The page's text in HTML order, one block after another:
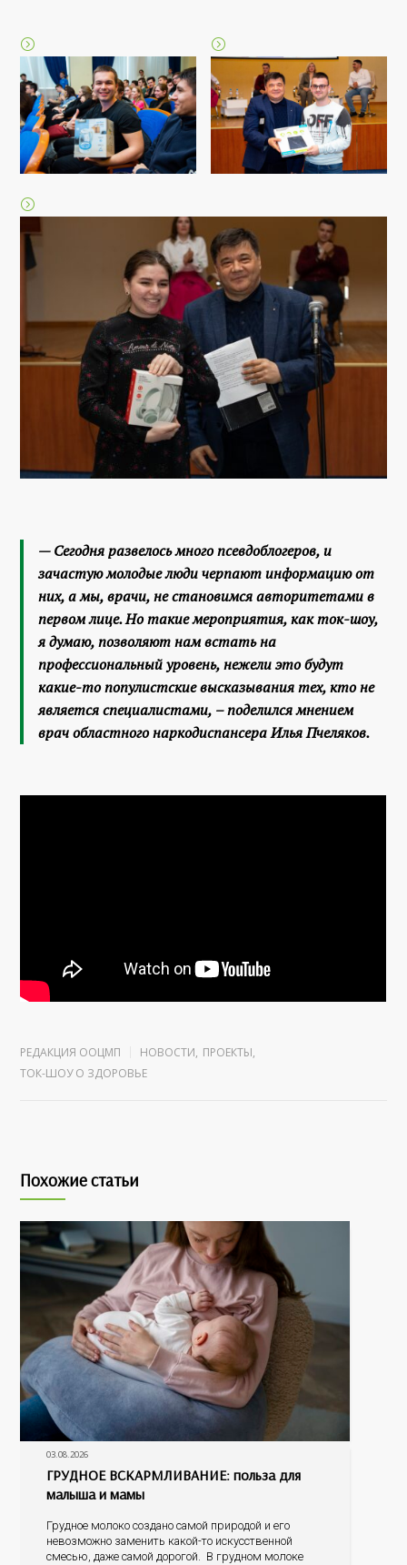
—Сегодня развелось много псевдоблогеров, и
зачастую молодые люди черпают информацию от
них, а мы, врачи, не становимся авторитетами в
первом лице. Но такие мероприятия, как ток-шоу,
я думаю, позволяют нам встать на
профессиональный уровень, нежели это будут
какие-то популистские высказывания тех, кто не
является специалистами, – поделился мнением
врач областного наркодиспансера Илья Пчеляков.
РЕДАКЦИЯ ООЦМП НОВОСТИ, ПРОЕКТЫ,
ТОК-ШОУ О ЗДОРОВЬЕ
Похожие статьи
03.08.2026
ГРУДНОЕ ВСКАРМЛИВАНИЕ: польза для
малыша и мамы
Грудное молоко создано самой природой и его
невозможно заменить какой-то искусственной
смесью, даже самой дорогой. В грудном молоке